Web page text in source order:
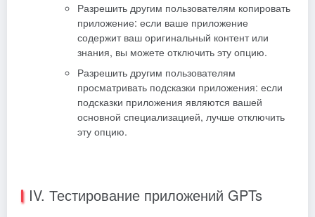
Разрешить другим пользователям копировать
приложение: если ваше приложение
содержит ваш оригинальный контент или
знания, вы можете отключить эту опцию.
Разрешить другим пользователям
просматривать подсказки приложения: если
подсказки приложения являются вашей
основной специализацией, лучше отключить
эту опцию.
IV. Тестирование приложений GPTs